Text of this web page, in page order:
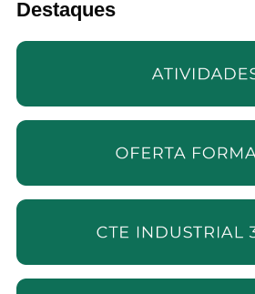
Destaques